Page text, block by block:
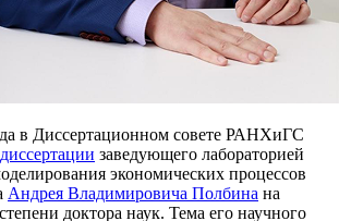
в Диссертационном совете РАНХиГС
заведующего лабораторией
экономических процессов
Андрея Владимировича Полбина на
доктора наук. Тема его научного